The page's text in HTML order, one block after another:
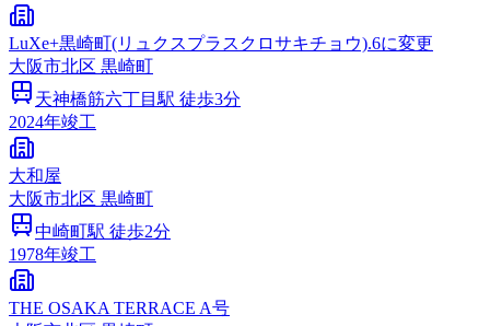
LuXe+黒崎町(リュクスプラスクロサキチョウ).6に変更
大阪市北区 黒崎町
天神橋筋六丁目 駅 徒歩3分
2024年竣工
大和屋
大阪市北区 黒崎町
中崎町駅 徒歩2分
1978年竣工
THE OSAKA TERRACE A号